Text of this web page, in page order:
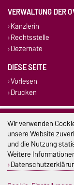
VERWALTUNG DER
Kanzlerin
Rechtsstelle
Dezernate
DIESE SEITE
Vorlesen
Drucken
Wir verwenden
unsere Website
und die Nutzung
Weitere